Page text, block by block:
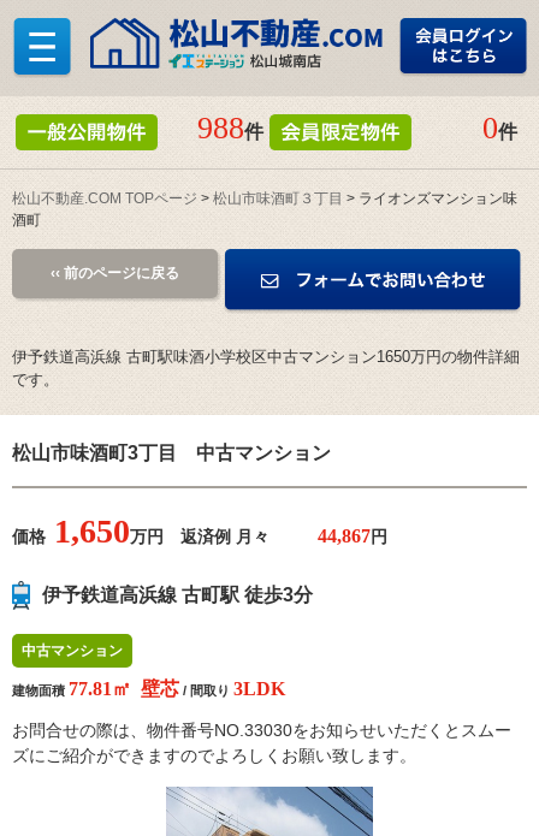
988件 0件
松山不動産.COM TOPページ > 松山市味酒町３丁目 > ライオンズマンション味
酒町
‹‹ 前のページに戻る
伊予鉄道高浜線 古町駅味酒小学校区中古マンション1650万円の物件詳細
です。
松山市味酒町3丁目 中古マンション
価格 1,650万円 返済例 月々 円
伊予鉄道高浜線 古町駅 徒歩3分
中古マンション
建物面積 77.81㎡ 壁芯 / 間取り 3LDK
お問合せの際は、物件番号NO.33030をお知らせいただくとスムー
ズにご紹介ができますのでよろしくお願い致します。